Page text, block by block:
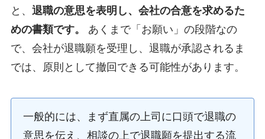
と、 退職の意思を表明し、会社の合意を求めるた
めの書類です。
あくまで「お願い」の段階なの
で、会社が退職願を受理し、退職が承認されるま
では、原則として撤回できる可能性があります。
一般的には、まず直属の上司に口頭で退職の
意思を伝え、相談の上で退職願を提出する流